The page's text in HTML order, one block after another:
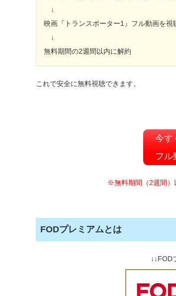
↓
映画『トランスポーター1』フル動画を視
↓
無料期間の2週間以内に解約
これで安全に無料視聴できます。
今す
フル
※無料期間（2週間）
FODプレミアムとは
↓↓FOD